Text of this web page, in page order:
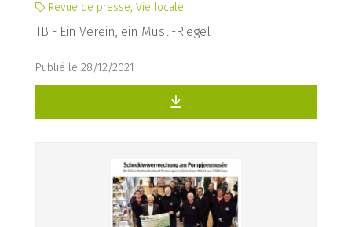
Revue de presse, Vie locale
TB - Ein Verein, ein Musli-Riegel
Publié le 28/12/2021